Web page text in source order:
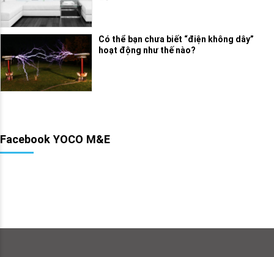
Có thể bạn chưa biết “điện không dây”
hoạt động như thế nào?
Facebook YOCO M&E